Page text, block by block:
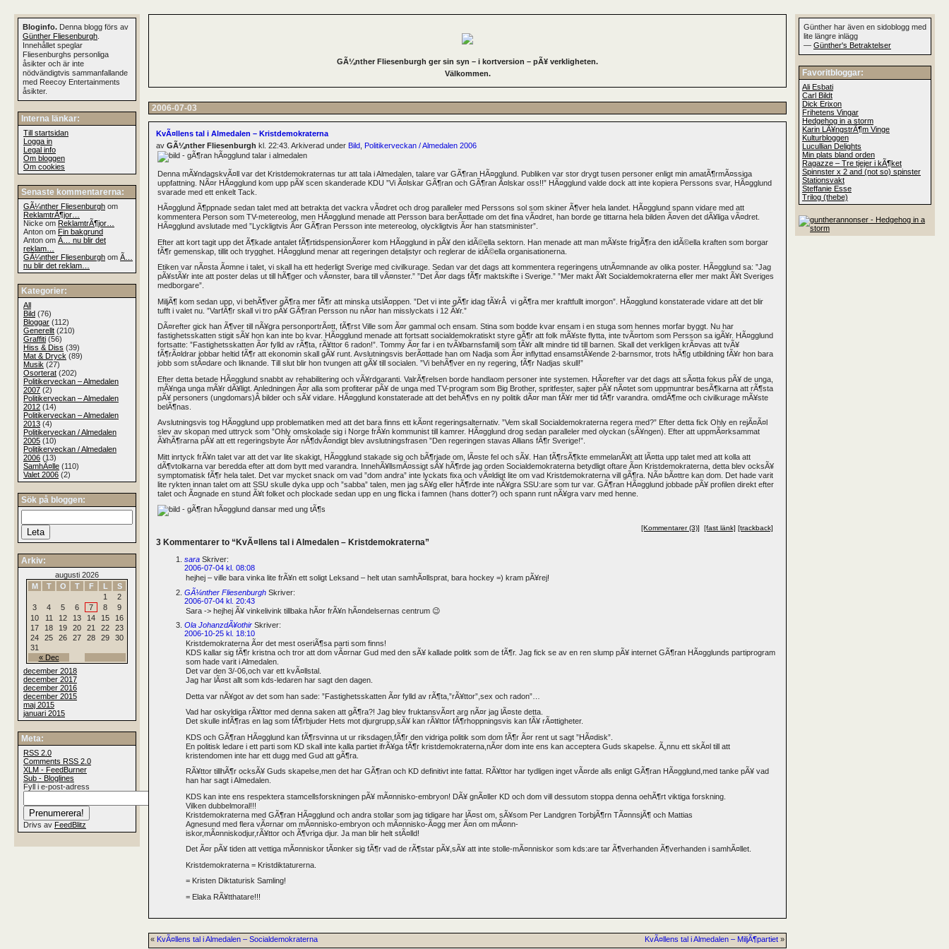
GÃ¼nther Fliesenburgh ger sin syn – i kortversion – pÃ¥ verkligheten.
Välkommen.
2006-07-03
KvÃ¤llens tal i Almedalen – Kristdemokraterna
av GÃ¼nther Fliesenburgh kl. 22:43. Arkiverad under Bild Politikerveckan / Almedalen 2006
Denna mÃ¥ndagskvÃ¤ll var det Kristdemokraternas tur att tala i Almedalen, talare var GÃ¶ran HÃ¤gglund. Publiken var stor drygt tusen personer enligt min amatÃ¶rmÃ¤ssiga
uppfattning. NÃ¤r HÃ¤gglund kom upp pÃ¥ scen skanderade KDU ”Vi Ã¤lskar GÃ¶ran och GÃ¶ran Ã¤lskar oss!!” HÃ¤gglund valde dock att inte kopiera Perssons svar, HÃ¤gglund
svarade med ett enkelt Tack.
HÃ¤gglund Ã¶ppnade sedan talet med att betrakta det vackra vÃ¤dret och drog paralleler med Perssons sol som skiner Ã¶ver hela landet. HÃ¤gglund spann vidare med att
kommentera Person som TV-metereolog, men HÃ¤gglund menade att Persson bara berÃ¤ttade om det fina vÃ¤dret, han borde ge tittarna hela bilden Ã¤ven det dÃ¥liga vÃ¤dret.
HÃ¤gglund avslutade med ”Lyckligtvis Ã¤r GÃ¶ran Persson inte metereolog, olyckligtvis Ã¤r han statsminister”.
Efter att kort tagit upp det Ã¶kade antalet fÃ¶rtidspensionÃ¤rer kom HÃ¤gglund in pÃ¥ den idÃ©ella sektorn. Han menade att man mÃ¥ste frigÃ¶ra den idÃ©ella kraften som borgar
fÃ¶r gemenskap, tillit och trygghet. HÃ¤gglund menar att regeringen detaljstyr och reglerar de idÃ©ella organisationerna.
Etiken var nÃ¤sta Ã¤mne i talet, vi skall ha ett hederligt Sverige med civilkurage. Sedan var det dags att kommentera regeringens utnÃ¤mnande av olika poster. HÃ¤gglund sa: ”Jag
pÃ¥stÃ¥r inte att poster delas ut till hÃ¶ger och vÃ¤nster, bara till vÃ¤nster.” ”Det Ã¤r dags fÃ¶r maktskifte i Sverige.” ”Mer makt Ã¥t Socialdemokraterna eller mer makt Ã¥t Sveriges
medborgare”.
MiljÃ¶ kom sedan upp, vi behÃ¶ver gÃ¶ra mer fÃ¶r att minska utslÃ¤ppen. ”Det vi inte gÃ¶r idag fÃ¥rÂ vi gÃ¶ra mer kraftfullt imorgon”. HÃ¤gglund konstaterade vidare att det blir
tufft i valet nu. ”VarfÃ¶r skall vi tro pÃ¥ GÃ¶ran Persson nu nÃ¤r han misslyckats i 12 Ã¥r.”
DÃ¤refter gick han Ã¶ver till nÃ¥gra personportrÃ¤tt, fÃ¶rst Ville som Ã¤r gammal och ensam. Stina som bodde kvar ensam i en stuga som hennes morfar byggt. Nu har
fastighetsskatten stigit sÃ¥ hon kan inte bo kvar. HÃ¤gglund menade att fortsatt socialdemokratiskt styre gÃ¶r att folk mÃ¥ste flytta, inte tvÃ¤rtom som Persson sa igÃ¥r. HÃ¤gglund
fortsatte: ”Fastighetsskatten Ã¤r fylld av rÃ¶ta, rÃ¥ttor 6 radon!”. Tommy Ã¤r far i en tvÃ¥barnsfamilj som fÃ¥r allt mindre tid till barnen. Skall det verkligen krÃ¤vas att tvÃ¥
fÃ¶rÃ¤ldrar jobbar heltid fÃ¶r att ekonomin skall gÃ¥ runt. Avslutningsvis berÃ¤ttade han om Nadja som Ã¤r inflyttad ensamstÃ¥ende 2-barnsmor, trots hÃ¶g utbildning fÃ¥r hon bara
jobb som stÃ¤dare och liknande. Till slut blir hon tvungen att gÃ¥ till socialen. ”Vi behÃ¶ver en ny regering, fÃ¶r Nadjas skull!”
Efter detta betade HÃ¤gglund snabbt av rehabilitering och vÃ¥rdgaranti. ValrÃ¶relsen borde handlaom personer inte systemen. HÃ¤refter var det dags att sÃ¤tta fokus pÃ¥ de unga,
mÃ¥nga unga mÃ¥r dÃ¥ligt. Anledningen Ã¤r alla som profiterar pÃ¥ de unga med TV-program som Big Brother, spritfester, sajter pÃ¥ nÃ¤tet som uppmuntrar besÃ¶karna att rÃ¶sta
pÃ¥ personers (ungdomars)Â bilder och sÃ¥ vidare. HÃ¤gglund konstaterade att det behÃ¶vs en ny politik dÃ¤r man fÃ¥r mer tid fÃ¶r varandra. omdÃ¶me och civilkurage mÃ¥ste
belÃ¶nas.
Avslutningsvis tog HÃ¤gglund upp problematiken med att det bara finns ett kÃ¤nt regeringsalternativ. ”Vem skall Socialdemokraterna regera med?” Efter detta fick Ohly en rejÃ¤Ã¤l
slev av skopan med uttryck som ”Ohly omskolade sig i Norge frÃ¥n kommunist till kamrer. HÃ¤gglund drog sedan paralleler med olyckan (sÃ¥ngen). Efter att uppmÃ¤rksammat
Ã¥hÃ¶rarna pÃ¥ att ett regeringsbyte Ã¤r nÃ¶dvÃ¤ndigt blev avslutningsfrasen ”Den regeringen stavas Allians fÃ¶r Sverige!”.
Mitt inrtyck frÃ¥n talet var att det var lite skakigt, HÃ¤gglund stakade sig och bÃ¶rjade om, lÃ¤ste fel och sÃ¥. Han fÃ¶rsÃ¶kte emmelanÃ¥t att lÃ¤tta upp talet med att kolla att
dÃ¶vtolkarna var beredda efter att dom bytt med varandra. InnehÃ¥llsmÃ¤ssigt sÃ¥ hÃ¶rde jag orden Socialdemokraterna betydligt oftare Ã¤n Kristdemokraterna, detta blev ocksÃ¥
symptomatisk fÃ¶r hela talet. Det var mycket snack om vad ”dom andra” inte lyckats fixa och vÃ¤ldigt lite om vad Kristdemokraterna vill gÃ¶ra. NÃ¤ bÃ¤ttre kan dom. Det hade varit
lite rykten innan talet om att SSU skulle dyka upp och ”sabba” talen, men jag sÃ¥g eller hÃ¶rde inte nÃ¥gra SSU:are som tur var. GÃ¶ran HÃ¤gglund jobbade pÃ¥ profilen direkt efter
talet och Ã¤gnade en stund Ã¥t folket och plockade sedan upp en ung flicka i famnen (hans dotter?) och spann runt nÃ¥gra varv med henne.
[Kommentarer (3)] [fast länk] [trackback]
3 Kommentarer to “KvÃ¤llens tal i Almedalen – Kristdemokraterna”
sara Skriver:
2006-07-04 kl. 08:08
hejhej – ville bara vinka lite frÃ¥n ett soligt Leksand – helt utan samhÃ¤llsprat, bara hockey =) kram pÃ¥rej!
GÃ¼nther Fliesenburgh Skriver:
2006-07-04 kl. 20:43
Sara -> hejhej Ã¥ vinkelivink tillbaka hÃ¤r frÃ¥n hÃ¤ndelsernas centrum 😉
Ola JohanzdÃ¥othir Skriver:
2006-10-25 kl. 18:10
Kristdemokraterna Ã¤r det mest oseriÃ¶sa parti som finns!
KDS kallar sig fÃ¶r kristna och tror att dom vÃ¤rnar Gud med den sÃ¥ kallade politk som de fÃ¶r. Jag fick se av en ren slump pÃ¥ internet GÃ¶ran HÃ¤gglunds partiprogram
som hade varit i Almedalen.
Det var den 3/-06,och var ett kvÃ¤llstal.
Jag har lÃ¤st allt som kds-ledaren har sagt den dagen.
Detta var nÃ¥got av det som han sade: ”Fastighetsskatten Ã¤r fylld av rÃ¶ta,”rÃ¥ttor”,sex och radon”…
Vad har oskyldiga rÃ¥ttor med denna saken att gÃ¶ra?! Jag blev fruktansvÃ¤rt arg nÃ¤r jag lÃ¤ste detta.
Det skulle infÃ¶ras en lag som fÃ¶rbjuder Hets mot djurgrupp,sÃ¥ kan rÃ¥ttor fÃ¶rhoppningsvis kan fÃ¥ rÃ¤ttigheter.
KDS och GÃ¶ran HÃ¤gglund kan fÃ¶rsvinna ut ur riksdagen,fÃ¶r den vidriga politik som dom fÃ¶r Ã¤r rent ut sagt ”HÃ¤disk”.
En politisk ledare i ett parti som KD skall inte kalla partiet ifrÃ¥ga fÃ¶r kristdemokraterna,nÃ¤r dom inte ens kan acceptera Guds skapelse. Ã„nnu ett skÃ¤l till att
kristendomen inte har ett dugg med Gud att gÃ¶ra.
RÃ¥ttor tillhÃ¶r ocksÃ¥ Guds skapelse,men det har GÃ¶ran och KD definitivt inte fattat. RÃ¥ttor har tydligen inget vÃ¤rde alls enligt GÃ¶ran HÃ¤gglund,med tanke pÃ¥ vad
han har sagt i Almedalen.
KDS kan inte ens respektera stamcellsforskningen pÃ¥ mÃ¤nnisko-embryon! DÃ¥ gnÃ¤ller KD och dom vill dessutom stoppa denna oehÃ¶rt viktiga forskning.
Vilken dubbelmoral!!!
Kristdemokraterna med GÃ¶ran HÃ¤gglund och andra stollar som jag tidigare har lÃ¤st om, sÃ¥som Per Landgren TorbjÃ¶rn TÃ¤nnsjÃ¶ och Mattias
Agnesund med flera vÃ¤rnar om mÃ¤nnisko-embryon och mÃ¤nnisko-Ã¤gg mer Ã¤n om mÃ¤nn-
iskor,mÃ¤nniskodjur,rÃ¥ttor och Ã¶vriga djur. Ja man blir helt stÃ¤lld!
Det Ã¤r pÃ¥ tiden att vettiga mÃ¤nniskor tÃ¤nker sig fÃ¶r vad de rÃ¶star pÃ¥,sÃ¥ att inte stolle-mÃ¤nniskor som kds:are tar Ã¶verhanden Ã¶verhanden i samhÃ¤llet.
Kristdemokraterna = Kristdiktaturerna.
= Kristen Diktaturisk Samling!
= Elaka RÃ¥tthatare!!!
« KvÃ¤llens tal i Almedalen – Socialdemokraterna KvÃ¤llens tal i Almedalen – MiljÃ¶partiet »
Bloginfo. Denna blogg förs av
Günther Fliesenburgh
Innehållet speglar
Fliesenburghs personliga
åsikter och är inte
nödvändigtvis sammanfallande
med Reecoy Entertainments
åsikter.
Interna länkar:
Till startsidan
Logga in
Legal info
Om bloggen
Om cookies
Senaste kommentarerna:
GÃ¼nther Fliesenburgh om
ReklamtrÃ¶jor…
Nicke om ReklamtrÃ¶jor…
Anton om Fin bakgrund
Anton om Ã… nu blir det
reklam…
GÃ¼nther Fliesenburgh om Ã…
nu blir det reklam…
Kategorier:
All
Bild (76)
Bloggar (112)
Generellt (210)
Graffiti (56)
Hiss & Diss (39)
Mat & Dryck (89)
Musik (27)
Osorterat (202)
Politikerveckan – Almedalen
2007 (2)
Politikerveckan – Almedalen
2012 (14)
Politikerveckan – Almedalen
2013 (4)
Politikerveckan / Almedalen
2005 (10)
Politikerveckan / Almedalen
2006 (13)
SamhÃ¤lle (110)
Valet 2006 (2)
Sök på bloggen:
Arkiv:
augusti 2026
M
T O T F L S
« Dec
1
2
3
4 5 6 7 8
9
10
11 12 13 14 15
16
17
18 19 20 21 22
23
24
25 26 27 28 29
30
31
december 2018
december 2017
december 2016
december 2015
maj 2015
januari 2015
Meta:
RSS 2.0
Comments RSS 2.0
XLM - FeedBurner
Sub - Bloglines
Fyll i e-post-adress
Drivs av FeedBlitz
Günther har även en sidoblogg med
lite längre inlägg
— Günther's Betraktelser
Favoritbloggar:
Ali Esbati
Carl Bildt
Dick Erixon
Frihetens Vingar
Hedgehog in a storm
Karin LÃ¥ngstrÃ¶m Vinge
Kulturbloggen
Lucullian Delights
Min plats bland orden
Ragazze – Tre tjejer i kÃ¶ket
Spinnster x 2 and (not so) spinster
Stationsvakt
Steffanie Esse
Trilog (thebe)